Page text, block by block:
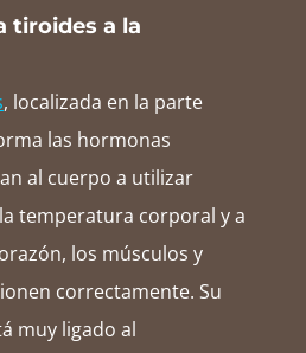
tiroides a la
, localizada en la parte
las hormonas
al cuerpo a utilizar
temperatura corporal y a
los músculos y
correctamente. Su
muy ligado al